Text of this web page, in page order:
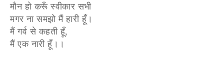
मौन हो करूँ स्वीकार सभी
मगर ना समझो मैं हारी हूँ।
मैं गर्व से कहती हूँ,
मैं एक नारी हूँ।।